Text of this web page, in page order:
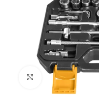
Clic para ampliar